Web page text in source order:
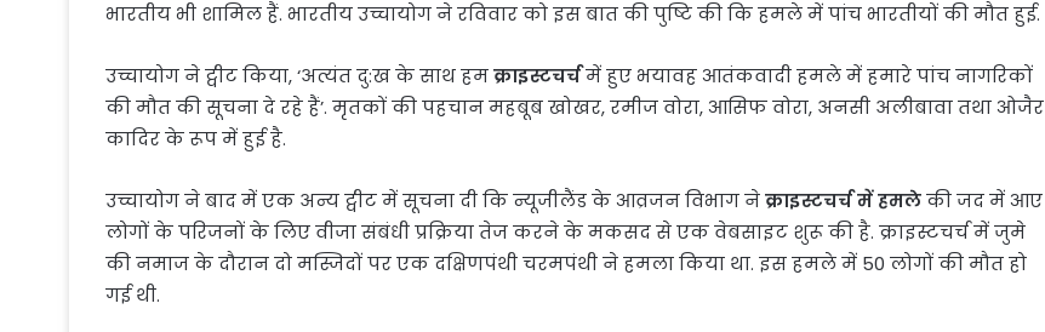
भारतीय भी शामिल हैं. भारतीय उच्चायोग ने रविवार को इस बात की पुष्टि की कि हमले में पांच भारतीयों की मौत हुई.
उच्चायोग ने ट्वीट किया, ‘अत्यंत दु:ख के साथ हमक्राइस्टचर्चमें हुए भयावह आतंकवादी हमले में हमारे पांच नागरिकों
की मौत की सूचना दे रहे हैं’. मृतकों की पहचान महबूब खोखर, रमीज वोरा, आसिफ वोरा, अनसी अलीबावा तथा ओजैर
कादिर के रूप में हुई है.
उच्चायोग ने बाद में एक अन्य ट्वीट में सूचना दी कि न्यूजीलैंड के आव्रजन विभाग नेक्राइस्टचर्च में हमलेकी जद में आए
लोगों के परिजनों के लिए वीजा संबंधी प्रक्रिया तेज करने के मकसद से एक वेबसाइट शुरू की है. क्राइस्टचर्च में जुमे
की नमाज के दौरान दो मस्जिदों पर एक दक्षिणपंथी चरमपंथी ने हमला किया था. इस हमले में 50 लोगों की मौत हो
गई थी.